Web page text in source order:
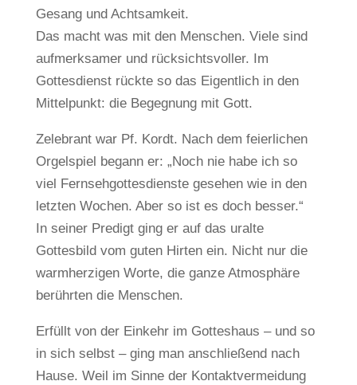
Gesang und Achtsamkeit.
Das macht was mit den Menschen. Viele sind
aufmerksamer und rücksichtsvoller. Im
Gottesdienst rückte so das Eigentlich in den
Mittelpunkt: die Begegnung mit Gott.
Zelebrant war Pf. Kordt. Nach dem feierlichen
Orgelspiel begann er: „Noch nie habe ich so
viel Fernsehgottesdienste gesehen wie in den
letzten Wochen. Aber so ist es doch besser.“
In seiner Predigt ging er auf das uralte
Gottesbild vom guten Hirten ein. Nicht nur die
warmherzigen Worte, die ganze Atmosphäre
berührten die Menschen.
Erfüllt von der Einkehr im Gotteshaus – und so
in sich selbst – ging man anschließend nach
Hause. Weil im Sinne der Kontaktvermeidung